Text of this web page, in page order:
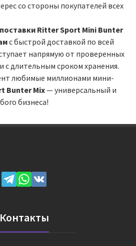
со стороны покупателей всех
Ritter Sport Mini Bunter
с быстрой доставкой по всей
напрямую от проверенных
с длительным сроком хранения.
любимые миллионами мини-
Bunter Mix— универсальный и
бизнеса!
Контакты